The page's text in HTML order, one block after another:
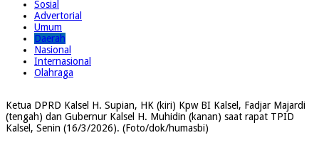
Sosial
Advertorial
Umum
Daerah
Nasional
Internasional
Olahraga
Ketua DPRD Kalsel H. Supian, HK (kiri) Kpw BI Kalsel, Fadjar Majardi
(tengah) dan Gubernur Kalsel H. Muhidin (kanan) saat rapat TPID
Kalsel, Senin (16/3/2026). (Foto/dok/humasbi)